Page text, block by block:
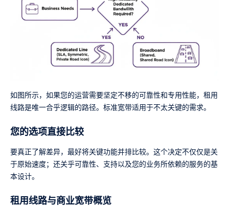
如图所示，如果您的运营需要坚定不移的可靠性和专用性能，租用
线路是唯一合乎逻辑的路径。标准宽带适用于不太关键的需求。
您的选项直接比较
要真正了解差异，最好将关键功能并排比较。这个决定不仅仅是关
于原始速度；还关乎可靠性、支持以及您的业务所依赖的服务的基
本设计。
租用线路与商业宽带概览